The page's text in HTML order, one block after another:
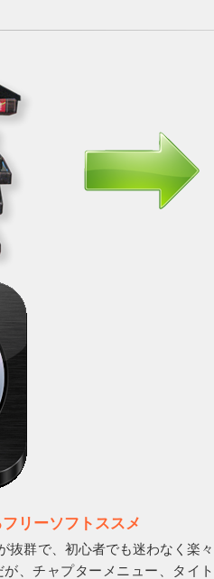
リーソフトススメ
抜群で、初心者でも迷わなく楽々
、チャプターメニュー、タイト